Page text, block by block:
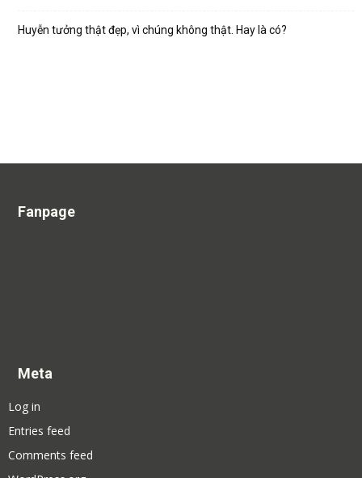
Huyễn tưởng thật đẹp, vì chúng không thật. Hay là có?
Fanpage
Meta
Log in
Entries feed
Comments feed